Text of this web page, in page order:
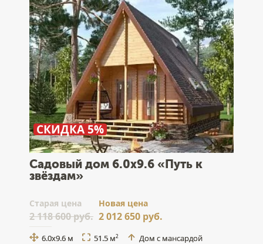
СКИДКА 5%
Садовый дом 6.0x9.6 «Путь к
звёздам»
Cтарая цена
2 118 600 руб.
Новая цена
2 012 650 руб.
6.0x9.6 м 51.5 м2 Дом с мансардой